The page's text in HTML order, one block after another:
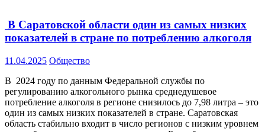
В Саратовской области один из самых низких
показателей в стране по потреблению алкоголя
11.04.2025 Общество
В 2024 году по данным Федеральной службы по
регулированию алкогольного рынка среднедушевое
потребление алкоголя в регионе снизилось до 7,98 литра – это
один из самых низких показателей в стране. Саратовская
область стабильно входит в число регионов с низким уровнем